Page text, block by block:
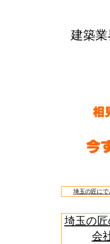
建築
埼玉の匠にで
埼玉の匠
会